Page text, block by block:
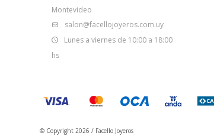
Montevideo
salon@facellojoyeros.com.uy
Lunes a viernes de 10:00 a 18:00
hs
© Copyright 2026 / Facello Joyeros